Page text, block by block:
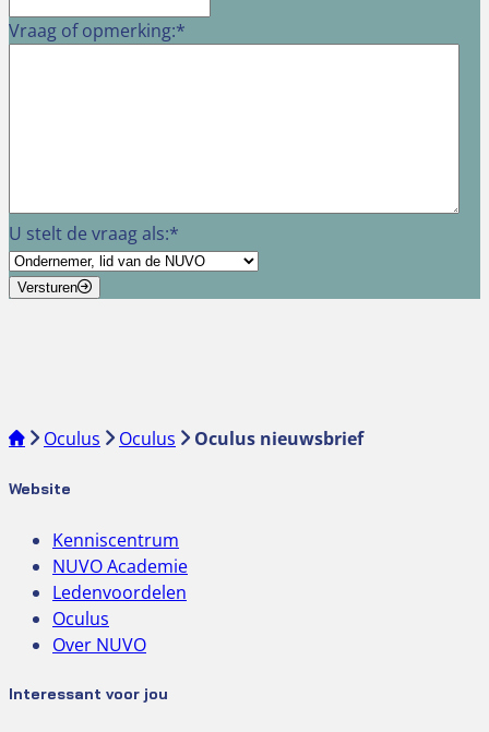
Vraag of opmerking:*
U stelt de vraag als:*
Versturen
Oculus Oculus Oculus nieuwsbrief
Website
Kenniscentrum
NUVO Academie
Ledenvoordelen
Oculus
Over NUVO
Interessant voor jou